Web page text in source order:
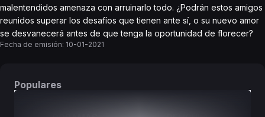
malentendidos amenaza con arruinarlo todo. ¿Podrán estos amigos
reunidos superar los desafíos que tienen ante sí, o su nuevo amor
se desvanecerá antes de que tenga la oportunidad de florecer?
Fecha de emisión: 10-01-2021
Populares